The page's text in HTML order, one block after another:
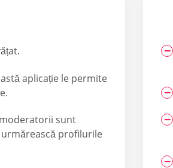
aplicație le permite
sunt
profilurile